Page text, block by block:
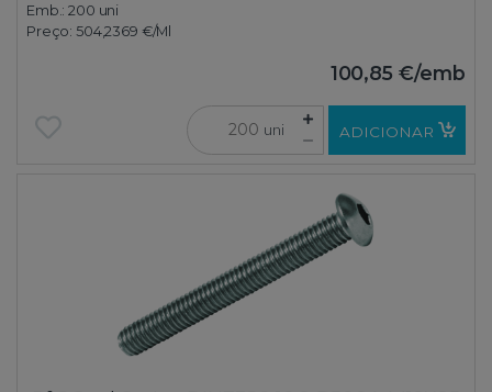
Emb.:200 uni
Preço: 504,2369 €/Ml
100,85 €/emb
uni ADICIONAR